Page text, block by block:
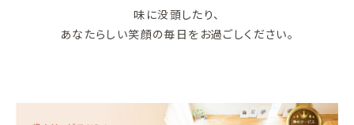
味に没頭したり、
あなたらしい笑顔の毎日をお過ごしください。